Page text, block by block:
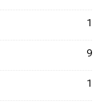
1
9
1